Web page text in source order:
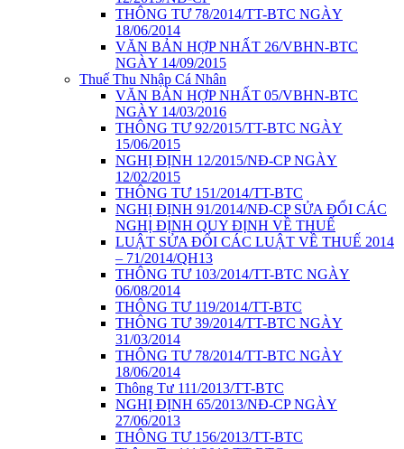
THÔNG TƯ 78/2014/TT-BTC NGÀY
18/06/2014
VĂN BẢN HỢP NHẤT 26/VBHN-BTC
NGÀY 14/09/2015
Thuế Thu Nhập Cá Nhân
VĂN BẢN HỢP NHẤT 05/VBHN-BTC
NGÀY 14/03/2016
THÔNG TƯ 92/2015/TT-BTC NGÀY
15/06/2015
NGHỊ ĐỊNH 12/2015/NĐ-CP NGÀY
12/02/2015
THÔNG TƯ 151/2014/TT-BTC
NGHỊ ĐỊNH 91/2014/NĐ-CP SỬA ĐỔI CÁC
NGHỊ ĐỊNH QUY ĐỊNH VỀ THUẾ
LUẬT SỬA ĐỔI CÁC LUẬT VỀ THUẾ 2014
– 71/2014/QH13
THÔNG TƯ 103/2014/TT-BTC NGÀY
06/08/2014
THÔNG TƯ 119/2014/TT-BTC
THÔNG TƯ 39/2014/TT-BTC NGÀY
31/03/2014
THÔNG TƯ 78/2014/TT-BTC NGÀY
18/06/2014
Thông Tư 111/2013/TT-BTC
NGHỊ ĐỊNH 65/2013/NĐ-CP NGÀY
27/06/2013
THÔNG TƯ 156/2013/TT-BTC